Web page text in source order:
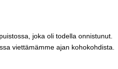
joka oli todella onnistunut.
viettämämme ajan kohokohdista.